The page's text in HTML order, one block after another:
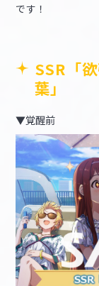
です！
SSR「
葉」
▼覚醒前